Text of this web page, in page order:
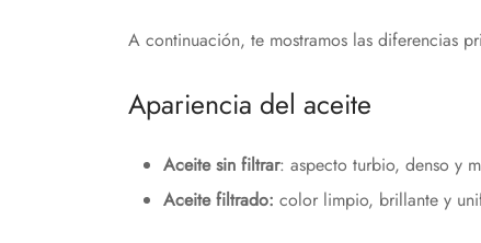
A continuación, te mostramos las diferencias
Apariencia del aceite
Aceite sin filtrar: aspecto turbio, denso y
Aceite filtrado: color limpio, brillante y